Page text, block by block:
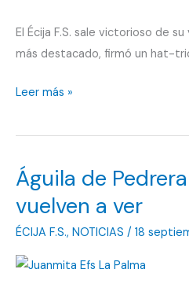
El Écija F.S. sale victorioso de
más destacado, firmó un hat-
Pedrera
pleno
victorias
Leer más »
Águila de
vuelven a ver
ÉCIJA F.S., NOTICIAS / 18